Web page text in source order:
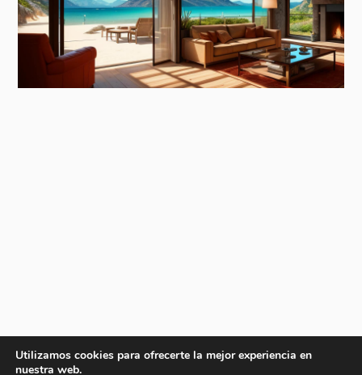
Utilizamos cookies para ofrecerte la mejor experiencia en
nuestra web.